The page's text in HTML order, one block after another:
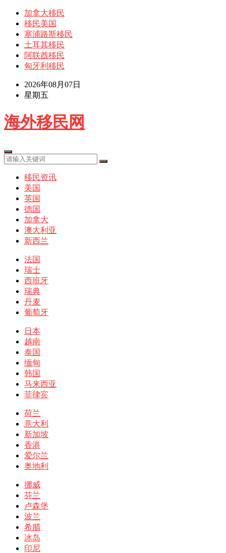
加拿大移民
移民美国
塞浦路斯移民
土耳其移民
阿联酋移民
匈牙利移民
2026年08月07日
星期五
海外移民网
移民资讯
美国
英国
德国
加拿大
澳大利亚
新西兰
法国
瑞士
西班牙
瑞典
丹麦
葡萄牙
日本
越南
泰国
缅甸
韩国
马来西亚
菲律宾
荷兰
意大利
新加坡
香港
爱尔兰
奥地利
挪威
芬兰
卢森堡
波兰
希腊
冰岛
印尼